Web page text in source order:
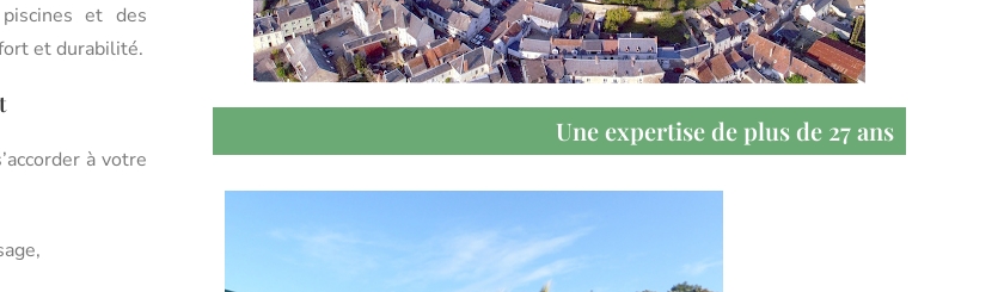
et des
et durabilité.
à votre
Une expertise de plus de 27 ans